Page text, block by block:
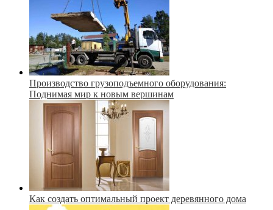
Производство грузоподъемного оборудования:
Поднимая мир к новым вершинам
Как создать оптимальный проект деревянного дома